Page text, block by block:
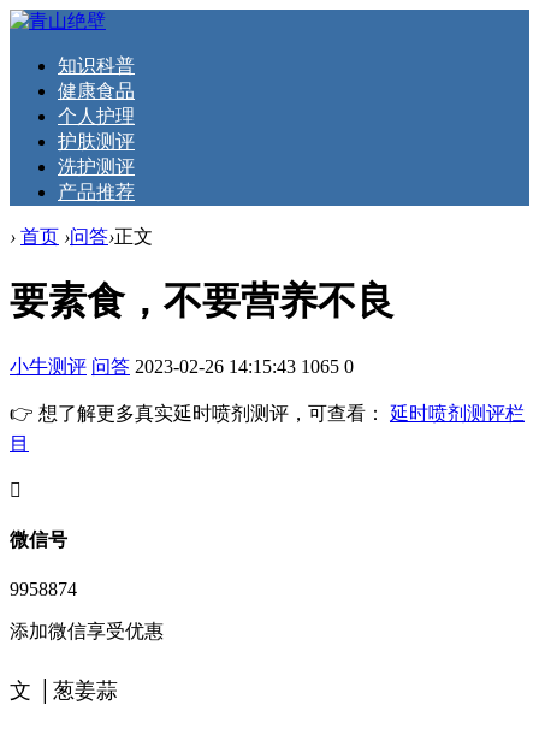
知识科普
健康食品
个人护理
护肤测评
洗护测评
产品推荐
› 首页 ›问答›正文
要素食，不要营养不良
小牛测评 问答 2023-02-26 14:15:43 1065 0
👉 想了解更多真实延时喷剂测评，可查看： 延时喷剂测评栏
目
󦘖
微信号
9958874
添加微信享受优惠
文 │葱姜蒜